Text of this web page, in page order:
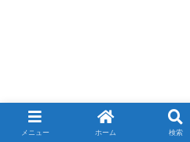
メニュー ホーム 検索